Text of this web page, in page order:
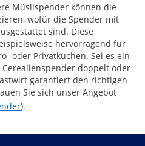
Müslispender können die
wofür die Spender mit
sind. Diese
hervorragend für
oder Privatküchen. Sei es ein
doppelt oder
garantiert den richtigen
Sie sich unser Angebot
).